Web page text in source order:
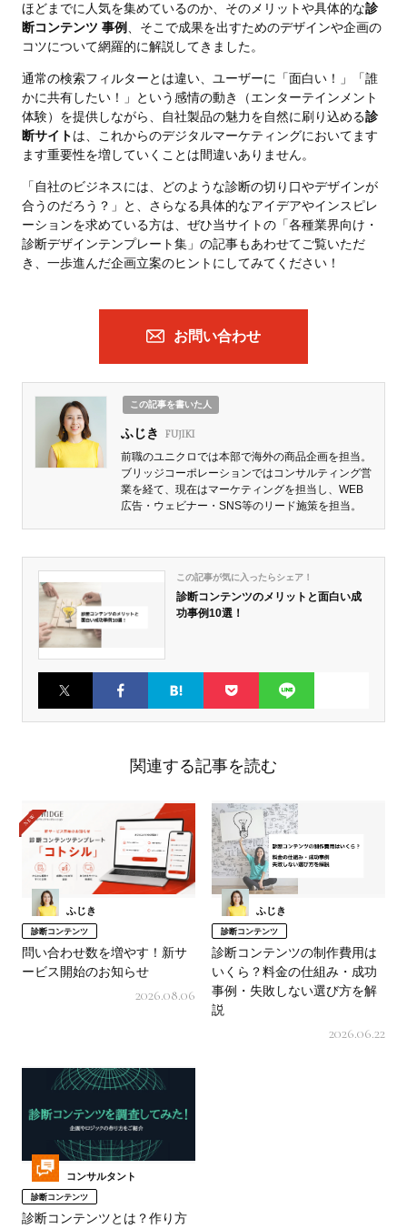
ほどまでに人気を集めているのか、そのメリットや具体的な診
断コンテンツ 事例
、そこで成果を出すためのデザインや企画の
コツについて網羅的に解説してきました。
通常の検索フィルターとは違い、ユーザーに「面白い！」「誰
かに共有したい！」という感情の動き（エンターテインメント
体験）を提供しながら、自社製品の魅力を自然に刷り込める診
断サイトは、これからのデジタルマーケティングにおいてます
ます重要性を増していくことは間違いありません。
「自社のビジネスには、どのような診断の切り口やデザインが
合うのだろう？」と、さらなる具体的なアイデアやインスピレ
ーションを求めている方は、ぜひ当サイトの「各種業界向け・
診断デザインテンプレート集」の記事もあわせてご覧いただ
き、一歩進んだ企画立案のヒントにしてみてください！
お問い合わせ
この記事を書いた人
ふじき
FUJIKI
前職のユニクロでは本部で海外の商品企画を担当。
ブリッジコーポレーションではコンサルティング営
業を経て、現在はマーケティングを担当し、WEB
広告・ウェビナー・SNS等のリード施策を担当。
この記事が気に入ったらシェア！
診断コンテンツのメリットと面白い成
功事例10選！
ク
関連する記事を読む
ふじき
診断コンテンツ
問い合わせ数を増やす！新サ
ービス開始のお知らせ
2026.08.06
ふじき
診断コンテンツ
診断コンテンツの制作費用は
いくら？料金の仕組み・成功
事例・失敗しない選び方を解
説
2026.06.22
コンサルタント
診断コンテンツ
診断コンテンツとは？作り方